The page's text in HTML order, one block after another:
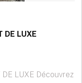
DE LUXE
DE LUXE Découvrez